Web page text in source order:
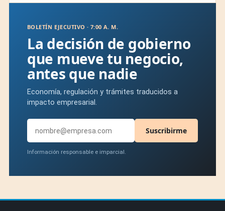
BOLETÍN EJECUTIVO · 7:00 A. M.
La decisión de gobierno
que mueve tu negocio,
antes que nadie
Economía, regulación y trámites traducidos a
impacto empresarial.
Suscribirme
Información responsable e imparcial.